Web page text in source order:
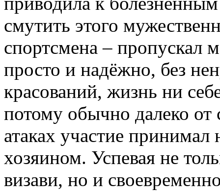
смутить этого
спортсмена – пропускал
просто и надёжно, без
красований, жизнь ни
потому обычно далеко
атаках участие принимал
хозяином. Успевая не
визави, но и